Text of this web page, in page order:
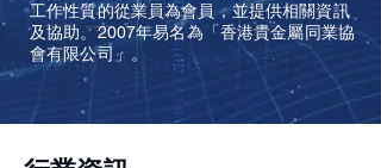
工作性質的從業員為會員，並提供相關資訊
及協助。2007年易名為「香港貴金屬同業協
會有限公司」。